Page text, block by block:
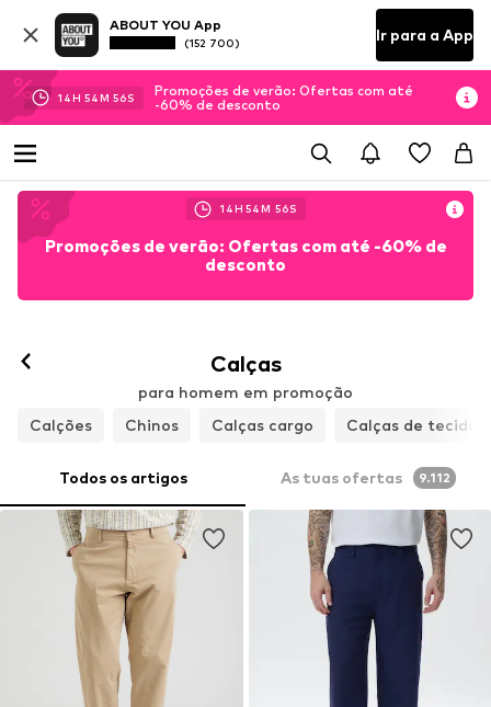
ABOUT YOU App
(152 700) Ir para a App
14H 54M 54S
Promoções de verão: Ofertas com até
-60% de desconto
14H 54M 54S
Promoções de verão: Ofertas com até -60% de
desconto
Calças
para homem em promoção
Calções
Chinos Calças cargo Calças de tecido
Todos os artigos As tuas ofertas 9.112